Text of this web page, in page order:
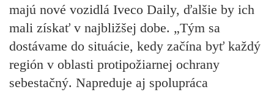
majú nové vozidlá Iveco Daily, ďalšie by ich
mali získať v najbližšej dobe. „Tým sa
dostávame do situácie, kedy začína byť každý
región v oblasti protipožiarnej ochrany
sebestačný. Napreduje aj spolupráca